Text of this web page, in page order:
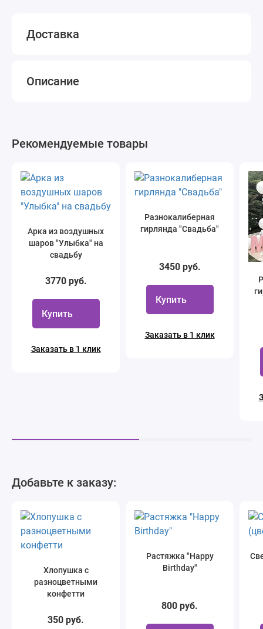
Доставка
Описание
Рекомендуемые товары
Арка из воздушных
шаров "Улыбка" на
свадьбу
3770 руб.
Купить
Заказать в 1 клик
Разнокалиберная
гирлянда "Свадьба"
3450 руб.
Купить
Заказать в 1 клик
Добавьте к заказу:
Хлопушка с
разноцветными
конфетти
350 руб.
Растяжка "Happy
Birthday"
800 руб.